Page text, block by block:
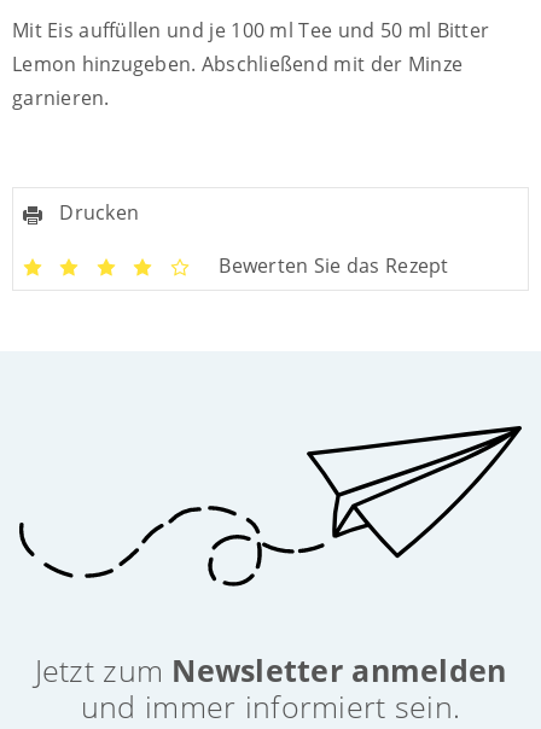
Mit Eis auffüllen und je 100 ml Tee und 50 ml Bitter
Lemon hinzugeben. Abschließend mit der Minze
garnieren.
Drucken
Bewerten Sie das Rezept
Jetzt zum Newsletter anmelden
und immer informiert sein.